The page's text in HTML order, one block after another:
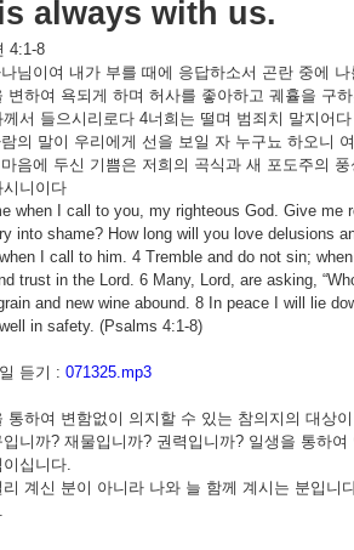
always with us.
4:1-8
님이여 내가 부를 때에 응답하소서 곤란 중에 나
변하여 욕되게 하며 허사를 좋아하고 궤휼을 구
서 들으시리로다 4너희는 떨며 범죄치 말지어다
의 말이 우리에게 선을 보일 자 누구뇨 하오니
마음에 두신 기쁨은 저희의 곡식과 새 포도주의 풍
시니이다
when I call to you, my righteous God. Give
into shame? How long will you love delusions
I call to him. 4 Tremble and do not sin;
trust in the Lord. 6 Many, Lord, are asking,
and new wine abound. 8 In peace I will lie
in safety. (Psalms 4:1-8)
듣기 : 071325.mp3
통하여 변함없이 의지할 수 있는 참의지의 대상이
입니까? 재물입니까? 권력입니까? 일생을 통하여
이십니다.
리 계신 분이 아니라 나와 늘 함께 계시는 분입니
.